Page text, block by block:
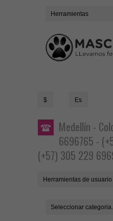
Herramientas
$ Es
Medellín -
6696765 -
(+57) 305 229
Herramientas de usuario
Seleccionar